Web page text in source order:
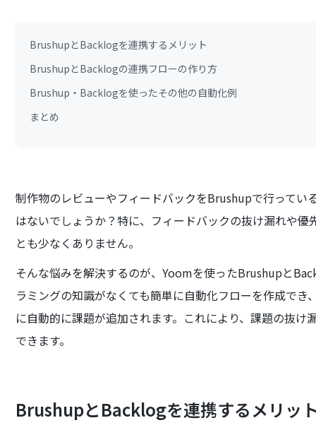
BrushupとBacklogを連携するメリット
BrushupとBacklogの連携フローの作り方
Brushup・Backlogを使ったその他の自動化例
まとめ
制作物のレビューやフィードバックをBrushupで行って
はないでしょうか？特に、フィードバックの抜け漏れや
とも少なくありません。
そんな悩みを解決するのが、Yoomを使ったBrushupと
ラミングの知識がなくても簡単に自動化フローを作成で
に自動的に課題が追加されます。これにより、課題の抜
できます。
BrushupとBacklogを連携するメリッ